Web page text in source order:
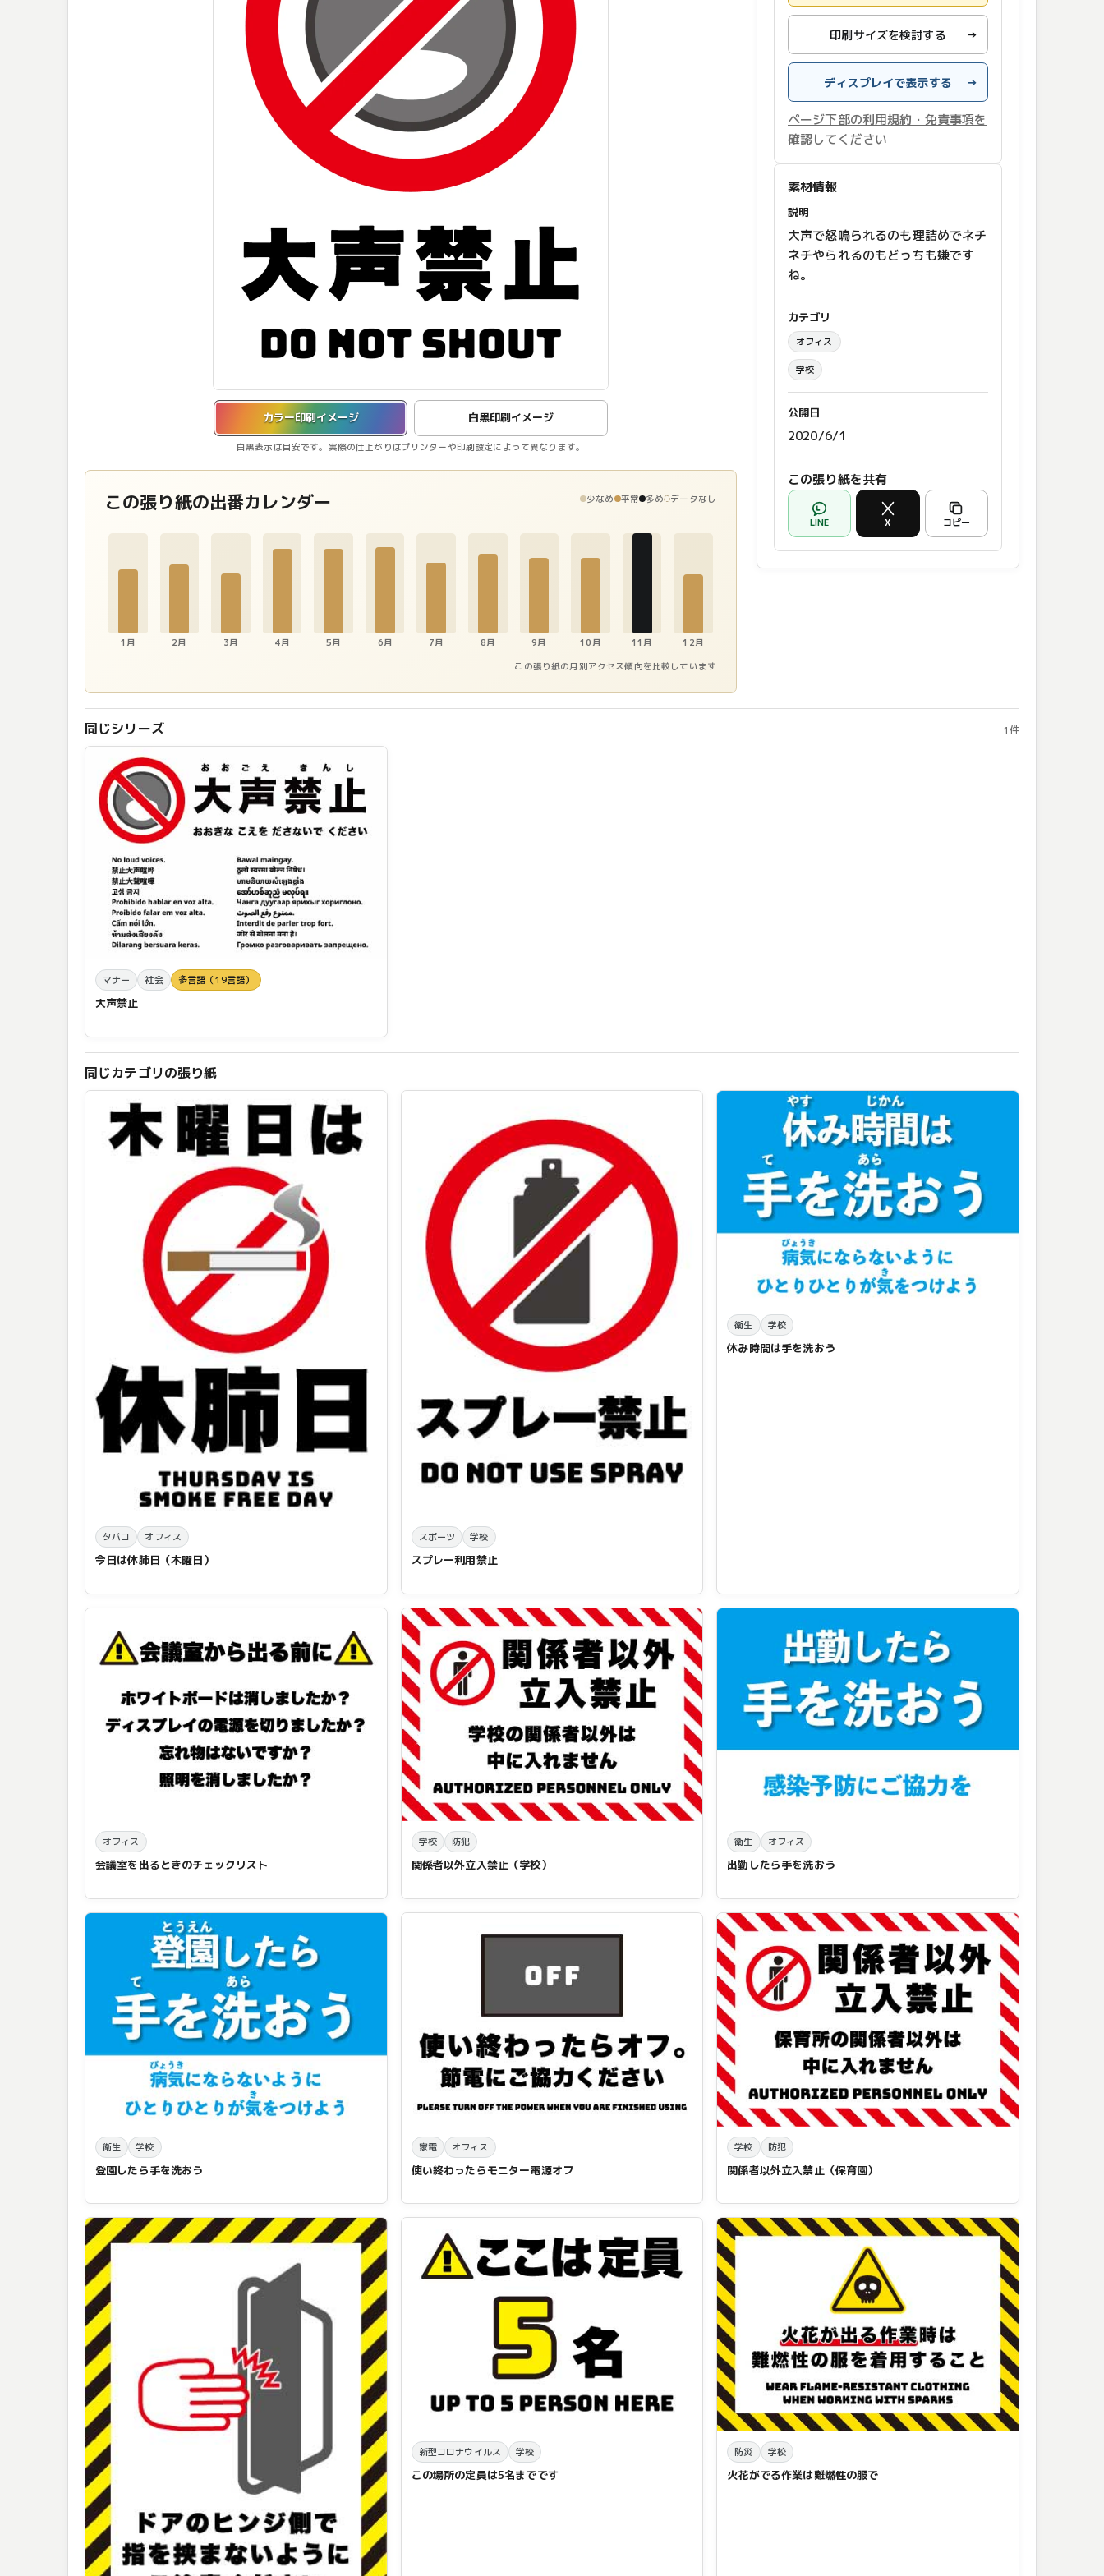
カラー印刷イメージ 白黒印刷イメージ
白黒表示は目安です。実際の仕上がりはプリンターや印刷設定によって異なります。
カラー印刷イメージを表示しています。
この張り紙の出番カレンダー 少なめ 平常 多め データなし
1月 2月 3月 4月 5月 6月 7月 8月 9月 10月 11月 12月
この張り紙の月別アクセス傾向を比較しています
印刷サイズを検討する →
ディスプレイで表示する →
ページ下部の利用規約・免責事項を
確認してください
素材情報
説明
大声で怒鳴られるのも理詰めでネチ
ネチやられるのもどっちも嫌です
ね。
カテゴリ
オフィス
学校
公開日
2020/6/1
この張り紙を共有
LINE X コピー
同じシリーズ 1件
マナー 社会 多言語（19言語）
大声禁止
同じカテゴリの張り紙
タバコ オフィス
今日は休肺日（木曜日）
スポーツ 学校
スプレー利用禁止
衛生 学校
休み時間は手を洗おう
オフィス
会議室を出るときのチェックリスト
学校 防犯
関係者以外立入禁止（学校）
衛生 オフィス
出勤したら手を洗おう
衛生 学校
登園したら手を洗おう
家電 オフィス
使い終わったらモニター電源オフ
学校 防犯
関係者以外立入禁止（保育園）
新型コロナウイルス 学校
この場所の定員は5名までです
防災 学校
火花がでる作業は難燃性の服で